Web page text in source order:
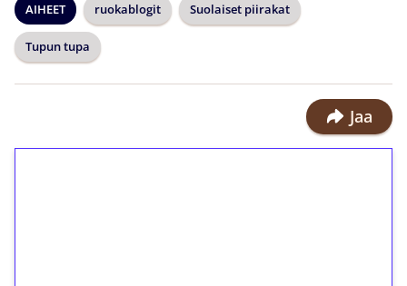
AIHEET ruokablogit Suolaiset piirakat
Tupun tupa
Jaa